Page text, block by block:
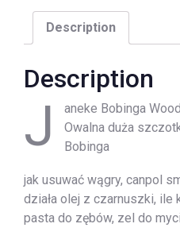
Description
Description
J
aneke Bobinga
Owalna duża
Bobinga
jak usuwać wągry, canpol
działa olej z czarnuszki,
pasta do zębów, zel do